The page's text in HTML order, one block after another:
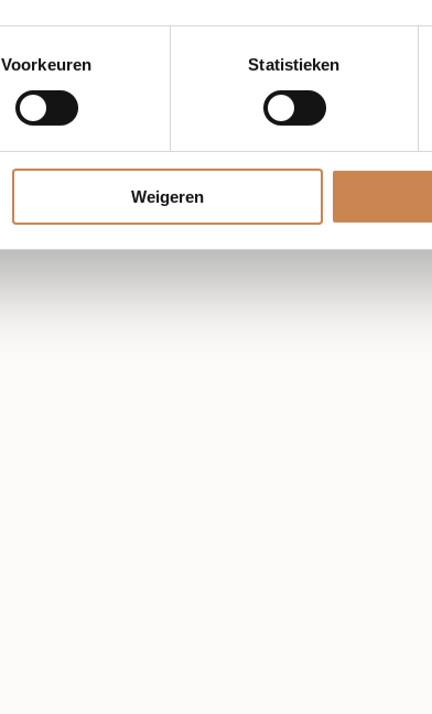
Voorkeuren Statistieken
Weigeren
€19,20